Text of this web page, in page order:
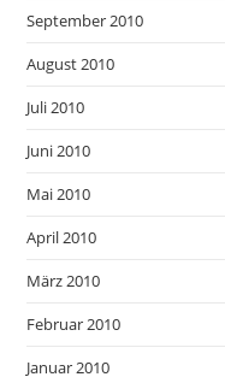
September 2010
August 2010
Juli 2010
Juni 2010
Mai 2010
April 2010
März 2010
Februar 2010
Januar 2010